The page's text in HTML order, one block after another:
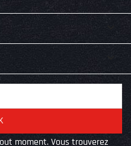

moment. Vous trouverez